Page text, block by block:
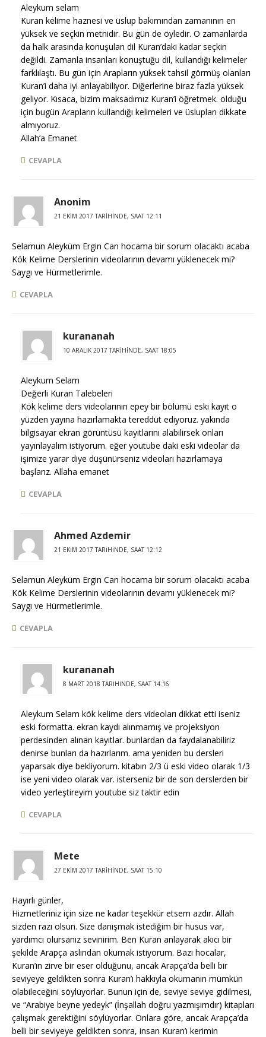
Aleykum selam
Kuran kelime haznesi ve üslup bakımından zamanının en
yüksek ve seçkin metnidir. Bu gün de öyledir. O zamanlarda
da halk arasında konuşulan dil Kuran’daki kadar seçkin
değildi. Zamanla insanları konuştuğu dil, kullandığı kelimeler
farklılaştı. Bu gün için Arapların yüksek tahsil görmüş olanları
Kuran’i daha iyi anlayabiliyor. Diğerlerine biraz fazla yüksek
geliyor. Kısaca, bizim maksadımız Kuran’i öğretmek. olduğu
için bugün Arapların kullandığı kelimeleri ve üslupları dikkate
almıyoruz.
Allah’a Emanet
CEVAPLA
Anonim
21 EKIM 2017 TARIHINDE, SAAT 12:11
Selamun Aleyküm Ergin Can hocama bir sorum olacaktı acaba
Kök Kelime Derslerinin videolarının devamı yüklenecek mi?
Saygı ve Hürmetlerimle.
CEVAPLA
kurananah
10 ARALIK 2017 TARIHINDE, SAAT 18:05
Aleykum Selam
Değerli Kuran Talebeleri
Kök kelime ders videolarının epey bir bölümü eski kayıt o
yüzden yayına hazırlamakta tereddüt ediyoruz. yakında
bilgisayar ekran görüntüsü kayıtlarını alabilirsek onları
yayınlayalım istiyorum. eğer youtube daki eski videolar da
işimize yarar diye düşünürseniz videoları hazırlamaya
başlarız. Allaha emanet
CEVAPLA
Ahmed Azdemir
21 EKIM 2017 TARIHINDE, SAAT 12:12
Selamun Aleyküm Ergin Can hocama bir sorum olacaktı acaba
Kök Kelime Derslerinin videolarının devamı yüklenecek mi?
Saygı ve Hürmetlerimle.
CEVAPLA
kurananah
8 MART 2018 TARIHINDE, SAAT 14:16
Aleykum Selam kök kelime ders videoları dikkat etti iseniz
eski formatta. ekran kaydı alınmamış ve projeksiyon
perdesinden alınan kayıtlar. bunlardan da faydalanabiliriz
denirse bunları da hazırlarım. ama yeniden bu dersleri
yaparsak diye bekliyorum. kitabın 2/3 ü eski video olarak 1/3
ise yeni video olarak var. isterseniz bir de son derslerden bir
video yerleştireyim youtube siz taktir edin
CEVAPLA
Mete
27 EKIM 2017 TARIHINDE, SAAT 15:10
Hayırlı günler,
Hizmetleriniz için size ne kadar teşekkür etsem azdır. Allah
sizden razı olsun. Size danışmak istediğim bir husus var,
yardımcı olursanız sevinirim. Ben Kuran anlayarak akıcı bir
şekilde Arapça aslından okumak istiyorum. Bazı hocalar,
Kuran’ın zirve bir eser olduğunu, ancak Arapça’da belli bir
seviyeye geldikten sonra Kuran’ı hakkıyla okumanın mümkün
olabileceğini söylüyorlar. Bunun için de, seviye seviye gidilmesi,
ve “Arabiye beyne yedeyk” (İnşallah doğru yazmışımdır) kitapları
çalışmak gerektiğini söylüyorlar. Onlara göre, ancak Arapça’da
belli bir seviyeye geldikten sonra, insan Kuran’ı kerimin